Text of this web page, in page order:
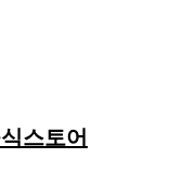
스토어